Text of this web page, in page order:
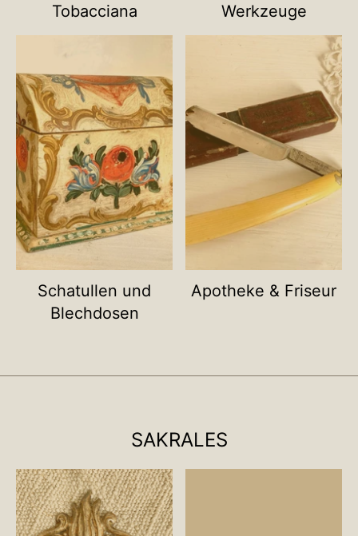
Tobacciana
Werkzeuge
Schatullen und
Blechdosen
Name deiner
Apotheke & Friseur
SAKRALES
Name deiner Kategorie